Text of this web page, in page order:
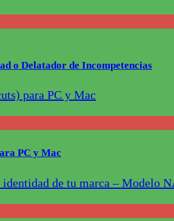
o Delatador de Incompetencias
PC y Mac